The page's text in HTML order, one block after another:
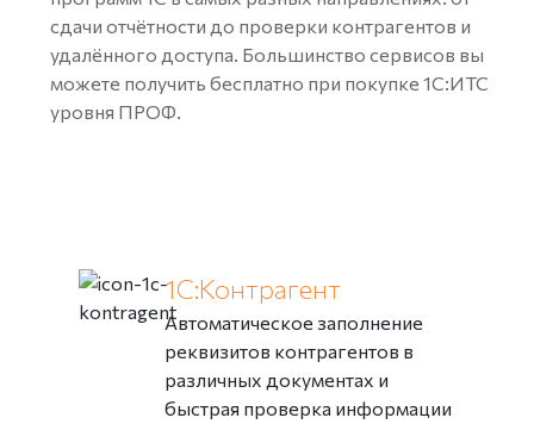
сдачи отчётности до проверки контрагентов и
удалённого доступа. Большинство сервисов вы
можете получить бесплатно при покупке 1С:ИТС
уровня ПРОФ.
1С:Контрагент
Автоматическое заполнение
реквизитов контрагентов в
различных документах и
быстрая проверка информации